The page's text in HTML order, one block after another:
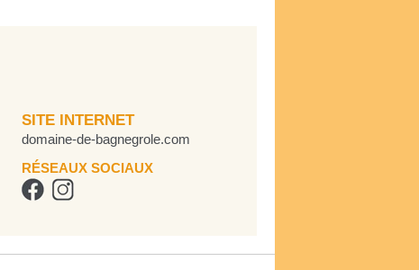
SITE INTERNET
domaine-de-bagnegrole.com
RÉSEAUX SOCIAUX